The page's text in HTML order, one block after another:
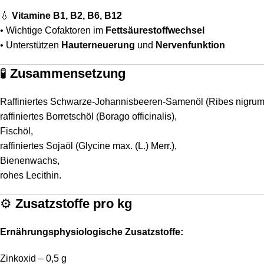
💧 Vitamine B1, B2, B6, B12
• Wichtige Cofaktoren im Fettsäurestoffwechsel
• Unterstützen Hauterneuerung und Nervenfunktion
🧪 Zusammensetzung
Raffiniertes Schwarze-Johannisbeeren-Samenöl (Ribes
raffiniertes Borretschöl (Borago officinalis),
Fischöl,
raffiniertes Sojaöl (Glycine max. (L.) Merr.),
Bienenwachs,
rohes Lecithin.
⚙️ Zusatzstoffe pro kg
Ernährungsphysiologische Zusatzstoffe:
Zinkoxid – 0,5 g